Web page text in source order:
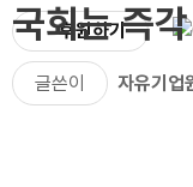
후원하기
국회는 즉
글쓴이 자유기업